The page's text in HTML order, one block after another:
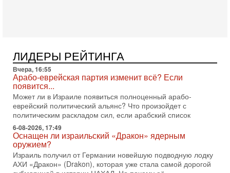
02/08/2026
Президент США Дональд Трамп сегодня заявил об отмене
подготовленного удара по Ирану после обращений
Тегерана и других стран региона. По его словам,
1-08-2026, 17:50
«Русский голос» Израиля: кто заберет его на этот
раз?
Голоса русскоязычных репатриантов не раз кардинально
меняли политический ландшафт Израиля. Достаточно
вспомнить взлет партии «Исраэль ба-алия», когда
31-07-2026, 17:00
Тайны закрытых дверей: о чём на самом деле
ЛИДЕРЫ РЕЙТИНГА
Вчера, 16:55
Арабо-еврейская партия изменит всё? Если
появится...
Может ли в Израиле появиться полноценный арабо-
еврейский политический альянс? Что произойдет с
политическим раскладом сил, если арабский список
6-08-2026, 17:49
Оснащен ли израильский «Дракон» ядерным
оружием?
Израиль получил от Германии новейшую подводную лодку
АХИ «Дракон» (Drakon), которая уже стала самой дорогой